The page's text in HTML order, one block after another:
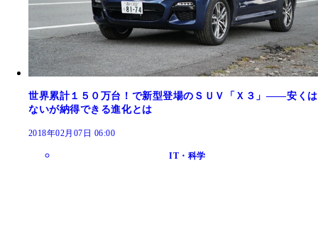
世界累計１５０万台！で新型登場のＳＵＶ「Ｘ３」――安くは
ないが納得できる進化とは
2018年02月07日 06:00
IT・科学